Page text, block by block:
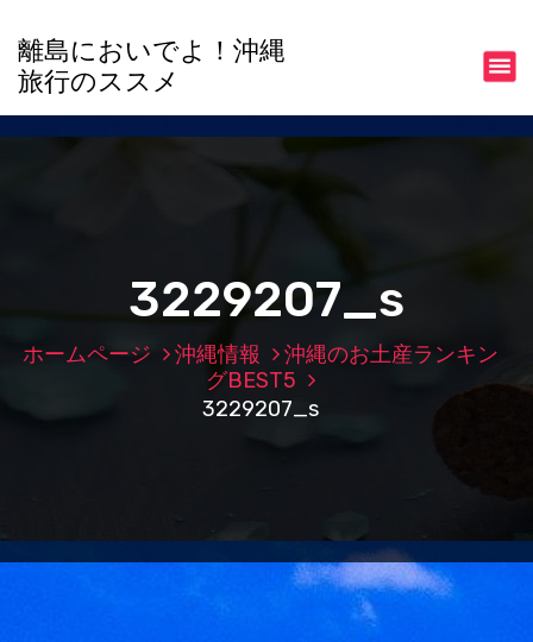
ツ
へ
離島においでよ！沖縄
旅行のススメ
3229207_s
ホームページ 沖縄情報
沖縄のお土産ランキン
グBEST5
3229207_s